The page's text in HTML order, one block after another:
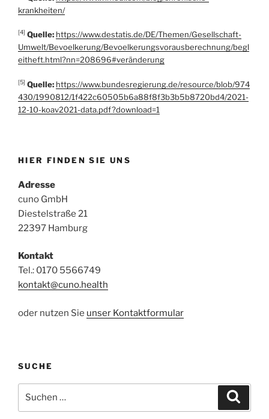
krankheiten/
[4] Quelle: https://www.destatis.de/DE/Themen/Gesellschaft-
Umwelt/Bevoelkerung/Bevoelkerungsvorausberechnung/begl
eitheft.html?nn=208696#veränderung
[5] Quelle: https://www.bundesregierung.de/resource/blob/974
430/1990812/1f422c60505b6a88f8f3b3b5b8720bd4/2021-
12-10-koav2021-data.pdf?download=1
HIER FINDEN SIE UNS
Adresse
cuno GmbH
Diestelstraße 21
22397 Hamburg
Kontakt
Tel.: 0170 5566749
kontakt@cuno.health
oder nutzen Sie unser Kontaktformular
SUCHE